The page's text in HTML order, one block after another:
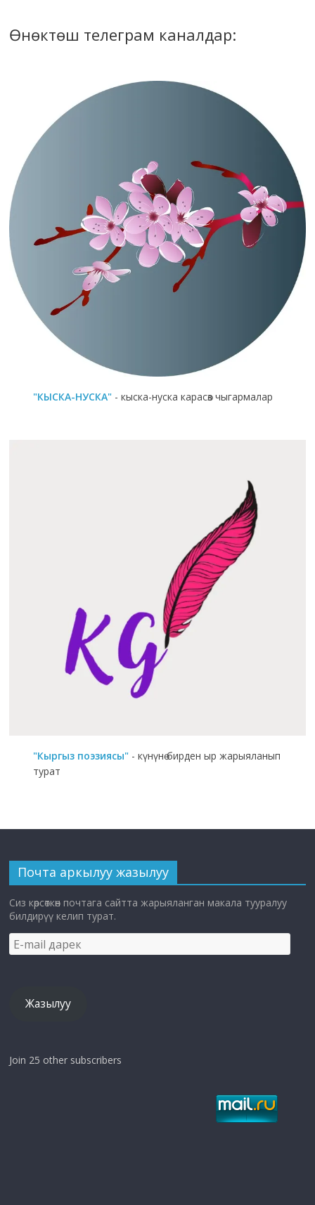
Өнөктөш телеграм каналдар:
"КЫСКА-НУСКА" - кыска-нуска карасөз чыгармалар
"Кыргыз поэзиясы" - күнүнө бирден ыр жарыяланып
турат
Почта аркылуу жазылуу
Сиз көрсөткөн почтага сайтта жарыяланган макала тууралуу
билдирүү келип турат.
E-
mail
Жазылуу
Join 25 other subscribers